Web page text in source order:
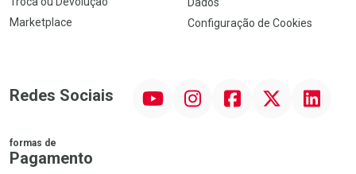
Marketplace
Configuração de Cookies
Redes Sociais InstagramFacebookTwitter Linkedin
formas de
Pagamento